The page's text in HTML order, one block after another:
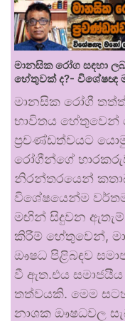
මානසික රෝග සඳහා
හේතුවක් ද?-
මානසික රෝගී
භාවිතය හේතුවෙන්
ප්‍රචණ්ඩත්වයට
රෝගීන්ගේ
නිරන්තරයෙන්
විශේෂයෙන්ම
මඟින් සිදුවන ඇතැම්
කිරීම් හේතුවෙන්,
ඖෂධ පිළිබඳව
වී ඇත.එය
තත්වයකි. මෙම
නාශක ඖෂධවල